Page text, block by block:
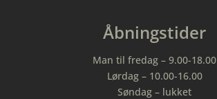
Åbningstider
Man til fredag – 9.00-18.00
Lørdag – 10.00-16.00
Søndag – lukket